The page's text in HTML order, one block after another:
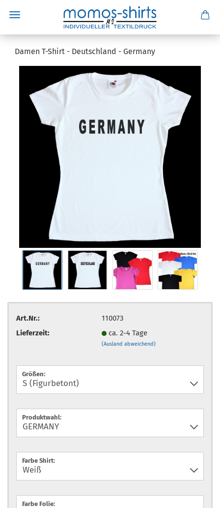
Damen T-Shirt - Deutschland - Germany
Art.Nr.:
110073
Lieferzeit:
ca. 2-4 Tage
(Ausland abweichend)
Größen:
Produktwahl:
Farbe Shirt:
Farbe Folie: